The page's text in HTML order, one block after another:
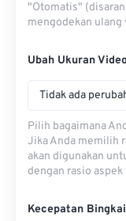
"Otomatis"
mengodekan
Ubah Ukuran
Tidak ada
Pilih bagaimana
Jika Anda memilih
akan digunakan
dengan rasio
Kecepatan